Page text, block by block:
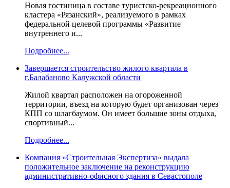
Новая гостиница в составе туристско-рекреационного
кластера «Рязанский», реализуемого в рамках
федеральной целевой программы «Развитие
внутреннего и...
Подробнее...
Завершается строительство жилого квартала в
г.Балабаново Калужской области
Жилой квартал расположен на огороженной
территории, въезд на которую будет организован через
КПП со шлагбаумом. Он имеет большие зоны отдыха,
спортивный...
Подробнее...
Компания «Строительная Экспертиза» выдала
положительное заключение на реконструкцию
административно-офисного здания в Севастополе